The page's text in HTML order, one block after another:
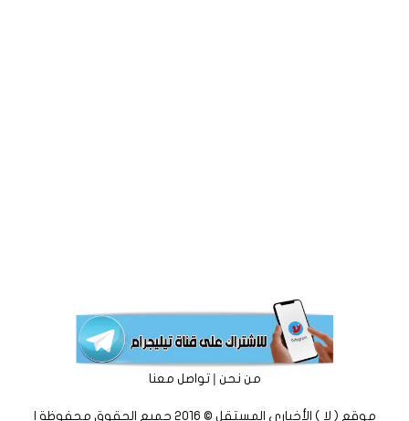
من نحن|تواصل معنا
موقع ( لا ) الأخباري المستقل © 2016 جميع الحقوق محفوظة |